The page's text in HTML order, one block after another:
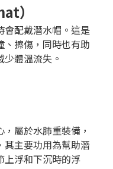
）
會配戴潛水帽。這是
、擦傷，同時也有助
體溫流失。
屬於水肺重裝備，
其主要功用為幫助潛
上浮和下沉時的浮